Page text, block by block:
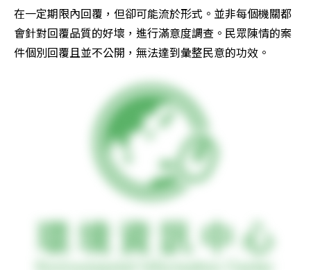
在一定期限內回覆，但卻可能流於形式。並非每個機關都
會針對回覆品質的好壞，進行滿意度調查。民眾陳情的案
件個別回覆且並不公開，無法達到彙整民意的功效。